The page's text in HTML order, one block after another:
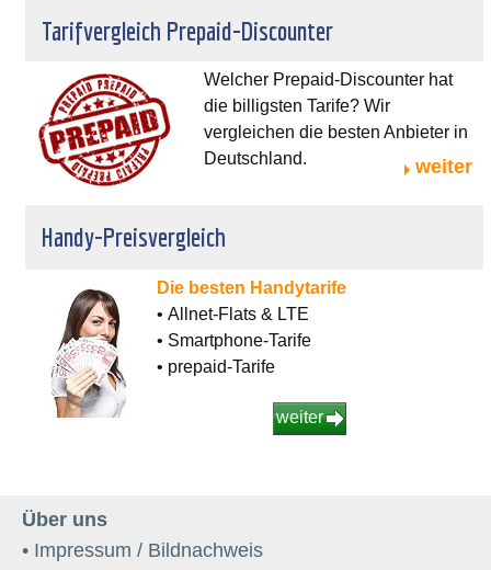
Tarifvergleich Prepaid-Discounter
Welcher Prepaid-Discounter hat
die billigsten Tarife? Wir
vergleichen die besten Anbieter in
Deutschland.
weiter
Handy-Preisvergleich
Die besten Handytarife
• Allnet-Flats & LTE
• Smartphone-Tarife
• prepaid-Tarife
weiter
Über uns
• Impressum / Bildnachweis